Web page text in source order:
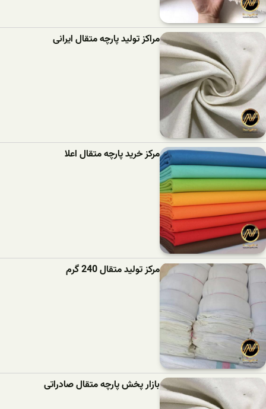
مراکز تولید پارچه متقال ایرانی
مرکز خرید پارچه متقال اعلا
مرکز تولید متقال 240 گرم
بازار پخش پارچه متقال صادراتی